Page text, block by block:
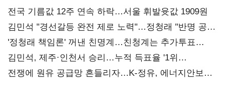
전국 기름값 12주 연속 하락…서울 휘발윳값 1909원
김민석 "경선갈등 완전 제로 노력"…정청래 "반명 공세
사과부터"
'정청래 책임론' 꺼낸 친명계…친청계는 추가투표
때리기
김민석, 제주·인천서 승리…누적 득표율 '1위
탈환'(종합)
전쟁에 원유 공급망 흔들리자…K-정유, 에너지안보